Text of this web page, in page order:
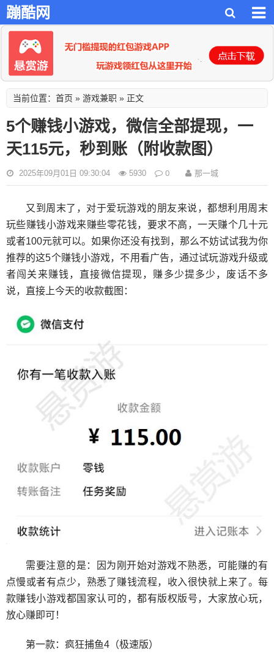
蹦酷网
当前位置： 首页 » 游戏兼职 » 正文
5个赚钱小游戏，微信全部提现，一
天115元，秒到账（附收款图）
2025年09月01日 09:30:04 5930 0 那一城
又到周末了，对于爱玩游戏的朋友来说，都想利用周末
玩些赚钱小游戏来赚些零花钱，要求不高，一天赚个几十元
或者100元就可以。如果你还没有找到，那么不妨试试我为你
推荐的这5个赚钱小游戏，不用看广告，通过试玩游戏升级或
者闯关来赚钱，直接微信提现，赚多少提多少，废话不多
说，直接上今天的收款截图：
需要注意的是：因为刚开始对游戏不熟悉，可能赚的有
点慢或者有点少，熟悉了赚钱流程，收入很快就上来了。每
款赚钱小游戏都国家认可的，都有版权版号，大家放心玩，
放心赚即可！
第一款：疯狂捕鱼4（极速版）